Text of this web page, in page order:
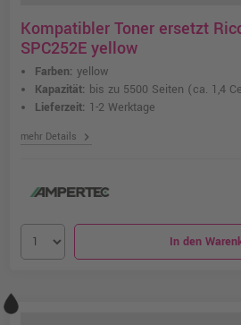
Kompatibler Toner ersetzt
SPC252E yellow
Farben: yellow
Kapazität: bis zu 5500 Seiten (ca. 1,4
Lieferzeit: 1-2 Werktage
mehr Details chevron_right
In den